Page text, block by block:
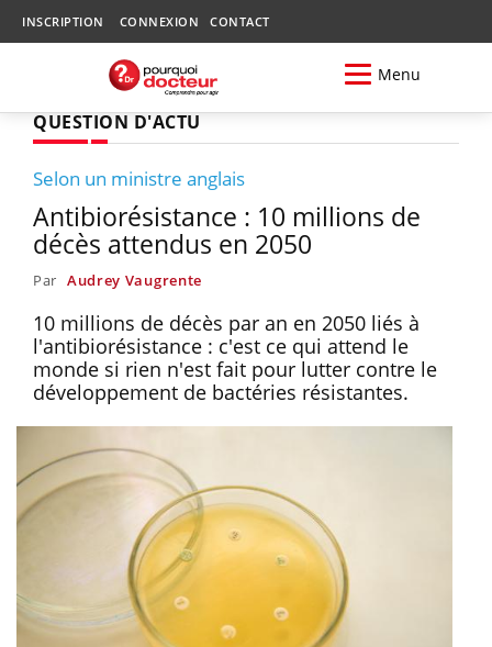
INSCRIPTION CONNEXION CONTACT
Menu
QUESTION D'ACTU
Selon un ministre anglais
Antibiorésistance : 10 millions de
décès attendus en 2050
Par Audrey Vaugrente
10 millions de décès par an en 2050 liés à
l'antibiorésistance : c'est ce qui attend le
monde si rien n'est fait pour lutter contre le
développement de bactéries résistantes.